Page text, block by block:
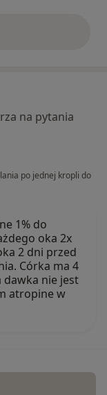
na pytania
po jednej kropli do
1% do
oka 2x
2 dni przed
Córka ma 4
dawka nie jest
atropine w